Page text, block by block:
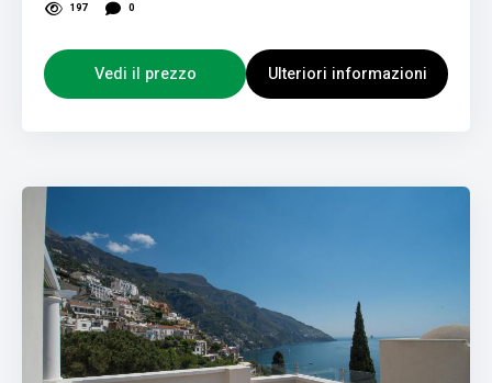
197 0
Vedi il prezzo Ulteriori informazioni